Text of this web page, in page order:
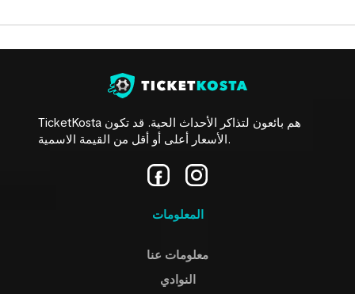
TicketKosta هم بائعون لتذاكر الأحداث الحية. قد تكون
الأسعار أعلى أو أقل من القيمة الاسمية.
المعلومات
معلومات عنا
النوادي